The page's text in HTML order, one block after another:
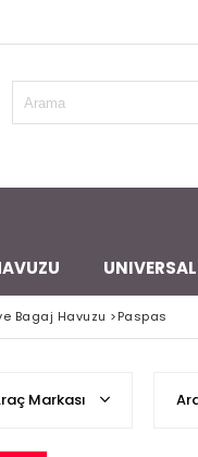
Bagaj Havuzu >Paspas
Markası